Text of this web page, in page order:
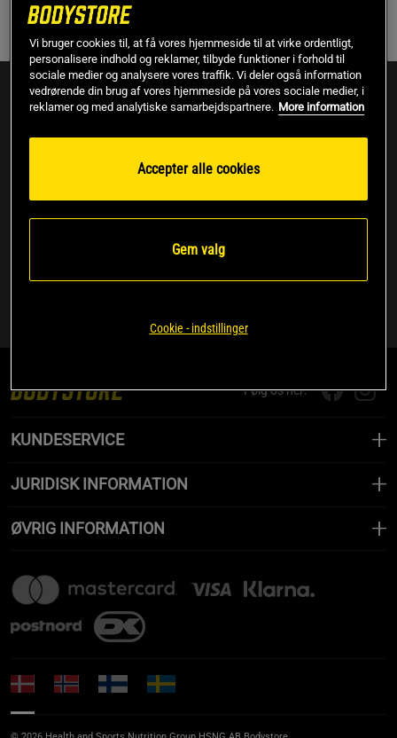
NYHEDSBREV Tilmeld dig her!
gode tilbud, nyheder og rabatkoder.
e-mailadresse i overensstemmelse med Bodystores
Følg os her:
KUNDESERVICE
JURIDISK INFORMATION
ØVRIG INFORMATION
Vi bruger cookies til, at få vores hjemmeside til at virke ordentligt,
personalisere indhold og reklamer, tilbyde funktioner i forhold til
sociale medier og analysere vores traffik. Vi deler også information
vedrørende din brug af vores hjemmeside på vores sociale medier, i
reklamer og med analytiske samarbejdspartnere. More information
Accepter alle cookies
Gem valg
Cookie - indstillinger